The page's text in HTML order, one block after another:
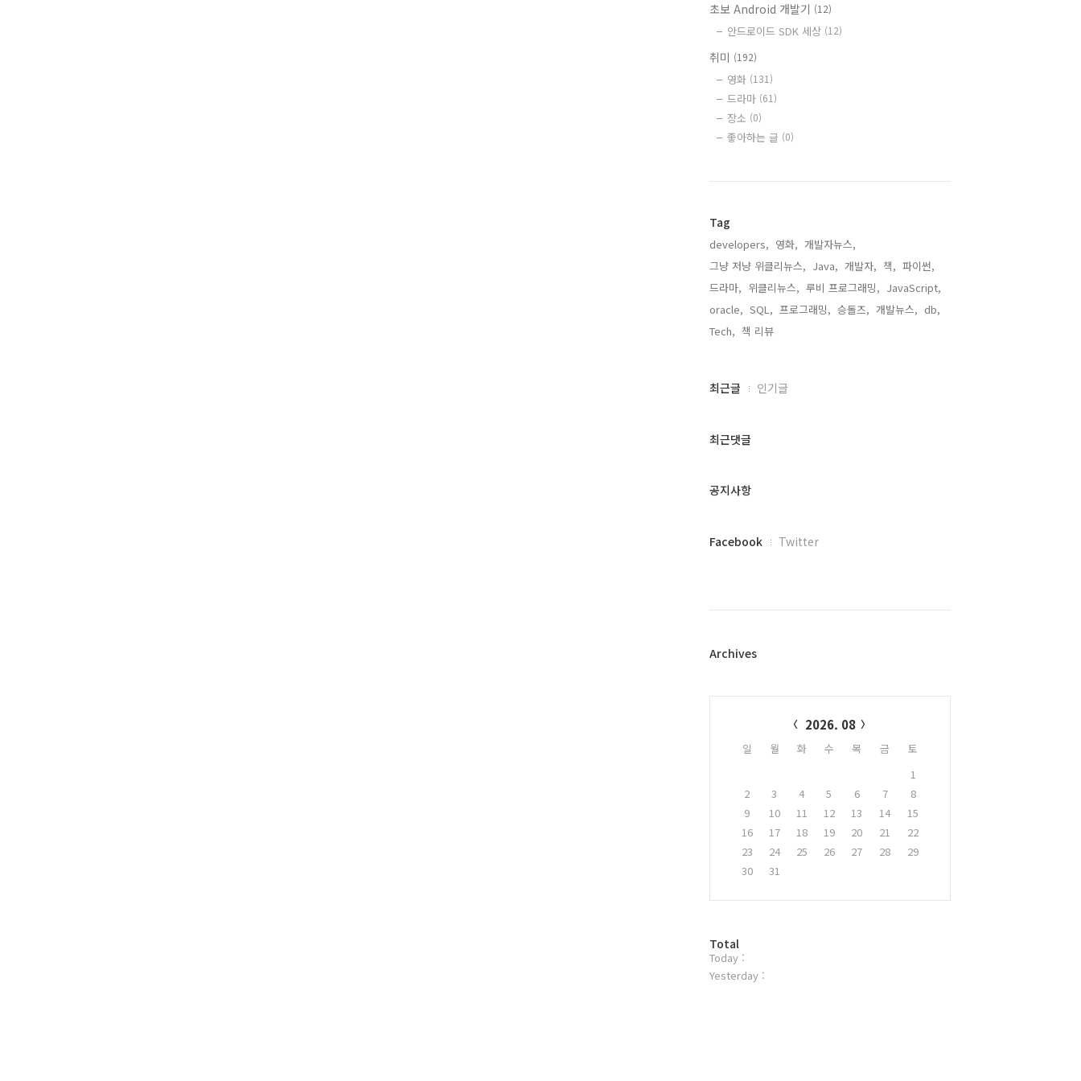
초보 Android 개발기 (12)
안드로이드 SDK 세상 (12)
취미 (192)
영화 (131)
드라마 (61)
장소 (0)
좋아하는 글 (0)
Tag
developers, 영화, 개발자뉴스,
그냥 저냥 위클리뉴스, Java, 개발자, 책, 파이썬,
드라마, 위클리뉴스, 루비 프로그래밍, JavaScript,
oracle, SQL, 프로그래밍, 승돌즈, 개발뉴스, db,
Tech, 책 리뷰,
최
과
글
최근글 인기글
최근댓글
공지사항
페
플
Facebook Twitter
Archives
2026. 08
일 월 화 수 목 금
토
1
2
3 4 5 6 7
8
9
10 11 12 13 14
15
16
17 18 19 20 21
22
23
24 25 26 27 28
29
30
31
방
문
자
Total
Today :
Yesterday :